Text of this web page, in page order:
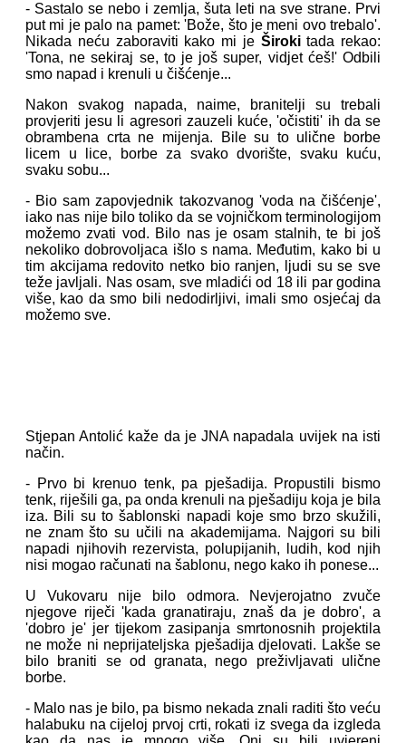
- Sastalo se nebo i zemlja, šuta leti na sve strane. Prvi
put mi je palo na pamet: 'Bože, što je meni ovo trebalo'.
Nikada neću zaboraviti kako mi je Širokitada rekao:
'Tona, ne sekiraj se, to je još super, vidjet ćeš!' Odbili
smo napad i krenuli u čišćenje...
Nakon svakog napada, naime, branitelji su trebali
provjeriti jesu li agresori zauzeli kuće, 'očistiti' ih da se
obrambena crta ne mijenja. Bile su to ulične borbe
licem u lice, borbe za svako dvorište, svaku kuću,
svaku sobu...
- Bio sam zapovjednik takozvanog 'voda na čišćenje',
iako nas nije bilo toliko da se vojničkom terminologijom
možemo zvati vod. Bilo nas je osam stalnih, te bi još
nekoliko dobrovoljaca išlo s nama. Međutim, kako bi u
tim akcijama redovito netko bio ranjen, ljudi su se sve
teže javljali. Nas osam, sve mladići od 18 ili par godina
više, kao da smo bili nedodirljivi, imali smo osjećaj da
možemo sve.
Stjepan Antolić kaže da je JNA napadala uvijek na isti
način.
- Prvo bi krenuo tenk, pa pješadija. Propustili bismo
tenk, riješili ga, pa onda krenuli na pješadiju koja je bila
iza. Bili su to šablonski napadi koje smo brzo skužili,
ne znam što su učili na akademijama. Najgori su bili
napadi njihovih rezervista, polupijanih, ludih, kod njih
nisi mogao računati na šablonu, nego kako ih ponese...
U Vukovaru nije bilo odmora. Nevjerojatno zvuče
njegove riječi 'kada granatiraju, znaš da je dobro', a
'dobro je' jer tijekom zasipanja smrtonosnih projektila
ne može ni neprijateljska pješadija djelovati. Lakše se
bilo braniti se od granata, nego preživljavati ulične
borbe.
- Malo nas je bilo, pa bismo nekada znali raditi što veću
halabuku na cijeloj prvoj crti, rokati iz svega da izgleda